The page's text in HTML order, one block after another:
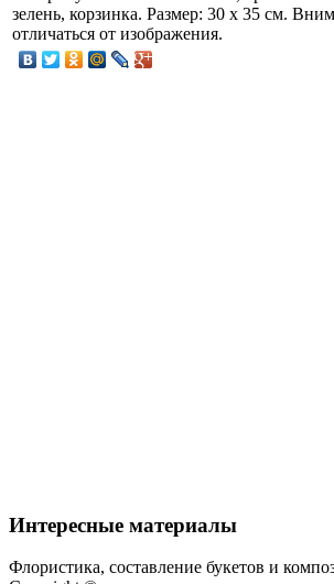
зелень, корзинка. Размер: 30 х 35 см.
отличаться от изображения.
Интересные материалы
Флористика, составление букетов и